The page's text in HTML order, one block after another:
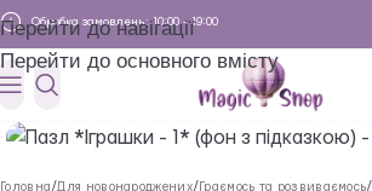
Перейти до навігації
Перейти до основного вмісту
Обробка замовлень: 10:00 - 19:00
Головна /Для новонароджених/ Граємось та розвиваємось/